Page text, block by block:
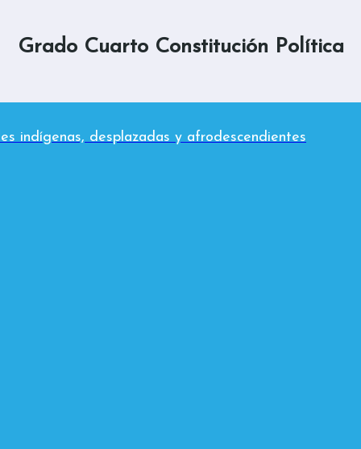
Grado Cuarto Constitución Política
indígenas, desplazadas y afrodescendientes